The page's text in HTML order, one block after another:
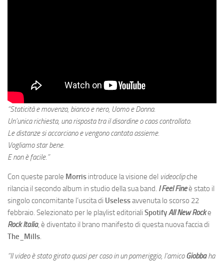
“Staticità e movenza, bianco e nero, Uomo e Donna.
Un’unica richiesta, una risposta tra il disordine o caos controllato.
Le distanze si accorciano e vengono cantata assieme.
Vogliamo star bene.
E non è facile.”
Con queste parole Morris introduce la visione del videoclipche
rilancia il secondo album in studio della sua band. I Feel Fineè stato il
singolo concomitante l’uscita di Uselessavvenuta lo scorso 22
febbraio. Selezionato per le playlist editoriali SpotifyAll New Rocke
Rock Italia, è diventato il brano manifesto di questa nuova faccia di
The_Mills.
“Il video è stato girato quasi per caso in un pomeriggio, l’amicoGiobbaha